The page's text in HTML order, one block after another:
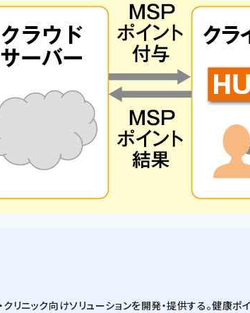
ニック向けソリューションを開発・提供する。健康ポ